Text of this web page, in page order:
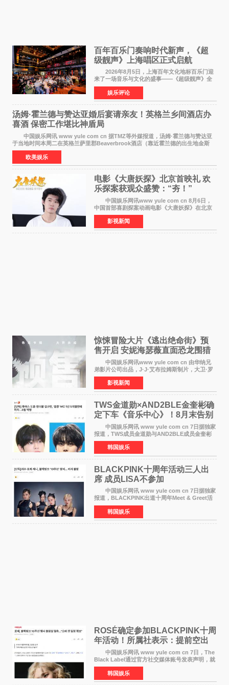
百年百乐门奏响时代新声，《超
级靓声》上海唱区正式启航
2026年8月5日，上海百年文化地标百乐门迎
来了一场音乐与文化的盛事——《超级靓声》全
国励志音乐公益节目上海唱区新闻发布会暨启动
仪式在此隆重举行。各界领导、嘉宾与媒体朋友
齐聚一堂，共同
娱乐评论
汤姆·霍兰德与赞达亚婚后宴请亲友！英格兰乡间酒店办
喜酒 保密工作堪比神盾局
中国娱乐网讯 www yule com cn 据TMZ等外媒报道，汤姆·霍兰德与赞达亚
于当地时间本周二在英格兰萨里郡Beaverbrook酒店（靠近霍兰德的出生地金斯
顿）举办婚宴，邀请家人与朋友们喝喜酒，庆祝
欧美娱乐
电影《大唐妖探》北京首映礼 欢
乐探案获观众盛赞：“夯！”
中国娱乐网讯www yule com cn 8月6日，
中国首部喜剧探案动画电影《大唐妖探》在北京
举办电影首映礼。导演程腾、联合导演黄珉、总
制片人曹紫建、制片人李莹莹，配音导演张喆，
对白指导程寅，领
影视新闻
惊悚冒险大片《逃出绝命街》预
售开启 安妮海瑟薇直面恐龙围猎
中国娱乐网讯www yule com cn 由华纳兄
弟影片公司出品，J·J·艾布拉姆斯制片，大卫·罗
伯特·米切尔执导，好莱坞巨星安妮·海瑟薇和伊万
·麦克格雷格领衔主演的2026暑期惊悚冒险大片
《逃出绝
影视新闻
TWS金道勋×AND2BLE金奎彬确
定下车《音乐中心》！8月末告别
MC席位
中国娱乐网讯 www yule com cn 7日据独家
报道，TWS成员金道勋与AND2BLE成员金奎彬
将于8月离开《音乐中心》MC的位置。 金道
勋与金奎彬于去年3月与H2H A-NA一起被选为
《音乐中心》MC，约1
韩国娱乐
BLACKPINK十周年活动三人出
席 成员LISA不参加
中国娱乐网讯 www yule com cn 7日据独家
报道，BLACKPINK出道十周年Meet & Greet活
动将由智秀、ROS&Eacute;、JENNIE出席，
LISA将缺席。 此前BLACKPINK所属社YG并
未为组合出道十周年做
韩国娱乐
ROSÉ确定参加BLACKPINK十周
年活动！所属社表示：提前空出
了时间
中国娱乐网讯 www yule com cn 7日，The
Black Label通过官方社交媒体账号发表声明，就
近期网络上关于ROS&Eacute;个人行程及是否参
加BLACKPINK出道纪念活动的种种猜测作出正
式回应。 Th
韩国娱乐